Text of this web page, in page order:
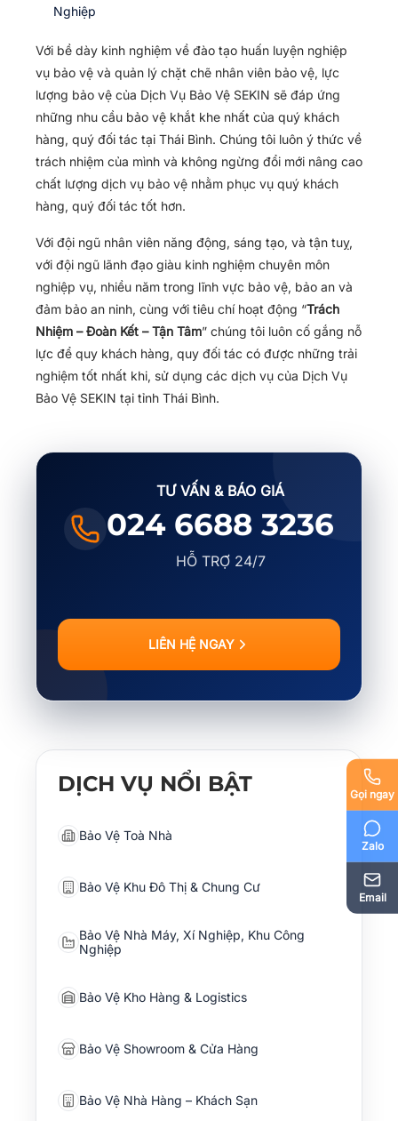
Gọi ngay
Zalo
Email
Nghiệp
Với bề dày kinh nghiệm về đào tạo huấn luyện nghiệp
vụ bảo vệ và quản lý chặt chẽ nhân viên bảo vệ, lực
lượng bảo vệ của Dịch Vụ Bảo Vệ SEKIN sẽ đáp ứng
những nhu cầu bảo vệ khắt khe nhất của quý khách
hàng, quý đối tác tại Thái Bình. Chúng tôi luôn ý thức về
trách nhiệm của mình và không ngừng đổi mới nâng cao
chất lượng dịch vụ bảo vệ nhằm phục vụ quý khách
hàng, quý đối tác tốt hơn.
Với đội ngũ nhân viên năng động, sáng tạo, và tận tuỵ,
với đội ngũ lãnh đạo giàu kinh nghiệm chuyên môn
nghiệp vụ, nhiều năm trong lĩnh vực bảo vệ, bảo an và
đảm bảo an ninh, cùng với tiêu chí hoạt động “Trách
Nhiệm – Đoàn Kết – Tận Tâm” chúng tôi luôn cố gắng nỗ
lực để quy khách hàng, quy đối tác có được những trải
nghiệm tốt nhất khi, sử dụng các dịch vụ của Dịch Vụ
Bảo Vệ SEKIN tại tỉnh Thái Bình.
TƯ VẤN & BÁO GIÁ
024 6688 3236
HỖ TRỢ 24/7
LIÊN HỆ NGAY
DỊCH VỤ NỔI BẬT
Bảo Vệ Toà Nhà
Bảo Vệ Khu Đô Thị & Chung Cư
Bảo Vệ Nhà Máy, Xí Nghiệp, Khu Công
Nghiệp
Bảo Vệ Kho Hàng & Logistics
Bảo Vệ Showroom & Cửa Hàng
Bảo Vệ Nhà Hàng – Khách Sạn